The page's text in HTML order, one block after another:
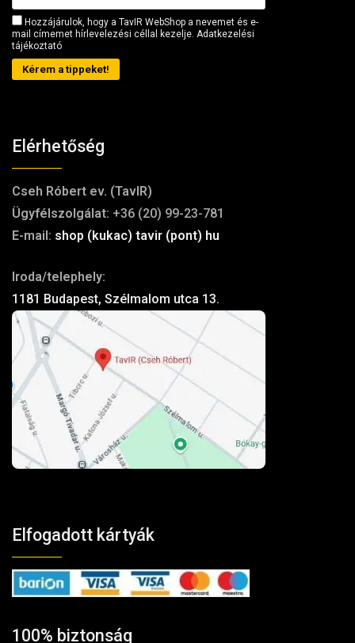
Hozzájárulok, hogy a TavIR WebShop a nevemet és e-
mail címemet hírlevelezési céllal kezelje. Adatkezelési
tájékoztató
Kérem a tippeket!
Elérhetőség
Cseh Róbert ev. (TavIR)
Ügyfélszolgálat: +36 (20) 99-23-781
E-mail: shop (kukac) tavir (pont) hu
Iroda/telephely:
1181 Budapest, Szélmalom utca 13.
Elfogadott kártyák
100% biztonság